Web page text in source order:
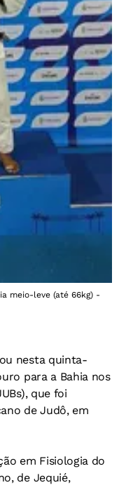
meio-leve (até 66kg) -
nesta quinta-
para a Bahia nos
que foi
de Judô, em
em Fisiologia do
de Jequié,